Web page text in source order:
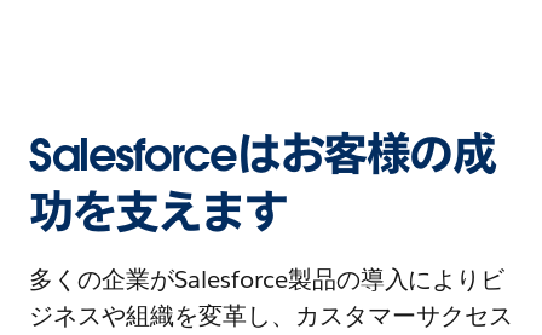
Salesforceはお客様の成
功を支えます
多くの企業がSalesforce製品の導入によりビ
ジネスや組織を変革し、カスタマーサクセス